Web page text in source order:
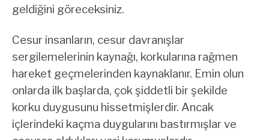
geldiğini göreceksiniz.
Cesur insanların, cesur davranışlar
sergilemelerinin kaynağı, korkularına rağmen
hareket geçmelerinden kaynaklanır. Emin olun
onlarda ilk başlarda, çok şiddetli bir şekilde
korku duygusunu hissetmişlerdir. Ancak
içlerindeki kaçma duygularını bastırmışlar ve